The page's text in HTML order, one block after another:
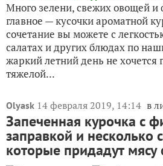
Много зелени, свежих овощей и
главное — кусочки ароматной
сочетание вы можете с
салатах и других блюдах по
жаркий летний день не хочется
тяжелой...
Olyask 14 февраля 2019, 14:14 в
Запеченная курочка с
заправкой и несколько
которые придадут мясу